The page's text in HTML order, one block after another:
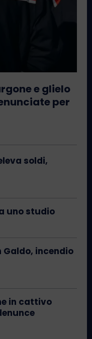
e glielo
per
soldi,
uno studio
Galdo, incendio
in cattivo